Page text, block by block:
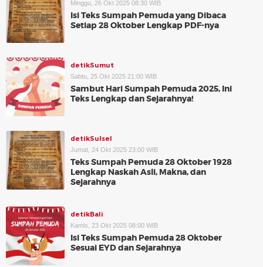
Minggu, 26 Okt 2025 08:30 WIB
Isi Teks Sumpah Pemuda yang Dibaca
Setiap 28 Oktober Lengkap PDF-nya
detikSumut
Sabtu, 25 Okt 2025 21:00 WIB
Sambut Hari Sumpah Pemuda 2025, Ini
Teks Lengkap dan Sejarahnya!
detikSulsel
Jumat, 24 Okt 2025 23:00 WIB
Teks Sumpah Pemuda 28 Oktober 1928
Lengkap Naskah Asli, Makna, dan
Sejarahnya
detikBali
Kamis, 23 Okt 2025 08:00 WIB
Isi Teks Sumpah Pemuda 28 Oktober
Sesuai EYD dan Sejarahnya